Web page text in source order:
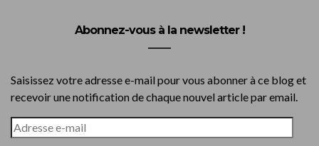
Abonnez-vous à la newsletter !
Saisissez votre adresse e-mail pour vous abonner à ce blog et
recevoir une notification de chaque nouvel article par email.
ADRESSE
E-